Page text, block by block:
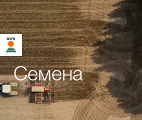
Семена